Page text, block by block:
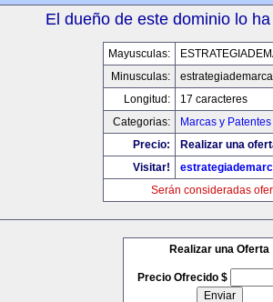
El dueño de este dominio lo
Mayusculas:
Minusculas:
Longitud:
17 caracteres
Categorias:
Marcas y Patentes
Precio:
Realizar una
Visitar!
Serán consideradas
Realizar una Oferta
Precio Ofrecido $